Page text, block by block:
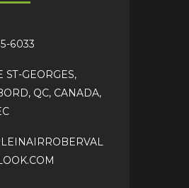
6033
ST-GEORGES,
QC, CANADA,